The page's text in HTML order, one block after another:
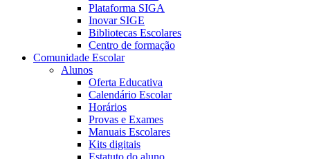
Plataforma SIGA
Inovar SIGE
Bibliotecas Escolares
Centro de formação
Comunidade Escolar
Alunos
Oferta Educativa
Calendário Escolar
Horários
Provas e Exames
Manuais Escolares
Kits digitais
Estatuto do aluno